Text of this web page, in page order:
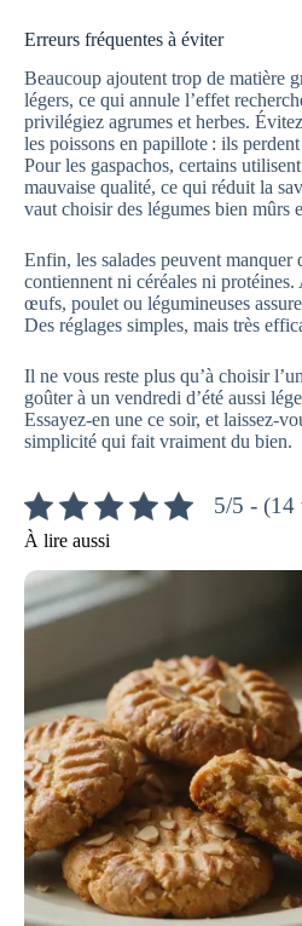
Erreurs fréquentes à éviter
Beaucoup ajoutent trop de matière
légers, ce qui annule l’effet
privilégiez agrumes et herbes.
les poissons en papillote : ils
Pour les gaspachos, certains
mauvaise qualité, ce qui réduit la
vaut choisir des légumes bien mûrs
Enfin, les salades peuvent manquer
contiennent ni céréales ni
œufs, poulet ou légumineuses
Des réglages simples, mais très
Il ne vous reste plus qu’à choisir
goûter à un vendredi d’été aussi
Essayez-en une ce soir, et laissez-
simplicité qui fait vraiment du bien.
5/5 - (14
À lire aussi